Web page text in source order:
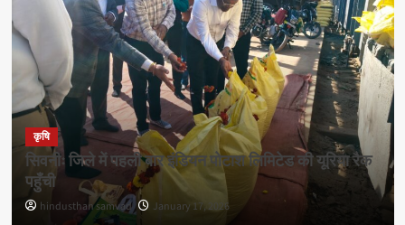
कृषि
सिवनीः जिले में पहली बार इंडियन पोटाश लिमिटेड की यूरिया रैक
पहुँची
hindusthan samvad January 17, 2026